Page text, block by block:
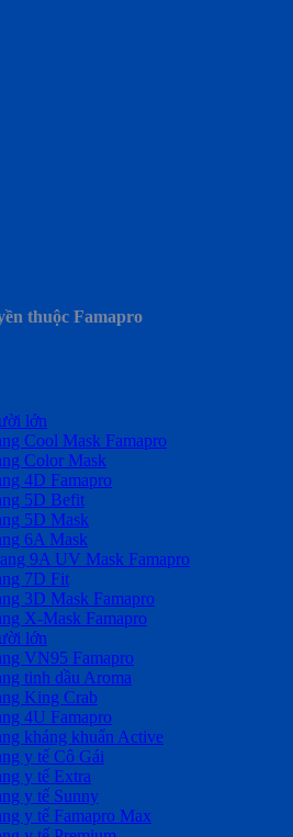
thuộc Famapro
lớn
Cool Mask Famapro
Color Mask
4D Famapro
5D Befit
5D Mask
6A Mask
9A UV Mask Famapro
7D Fit
3D Mask Famapro
X-Mask Famapro
lớn
VN95 Famapro
tinh dầu Aroma
King Crab
4U Famapro
kháng khuẩn Active
y tế Cô Gái
y tế Extra
y tế Sunny
y tế Famapro Max